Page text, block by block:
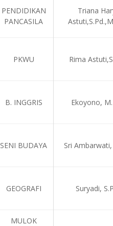
PENDIDIKAN
PANCASILA
Triana
PKWU Rima
B. INGGRIS Ekoyono,
SENI BUDAYA Sri Ambarwati,
GEOGRAFI Suryadi,
MULOK